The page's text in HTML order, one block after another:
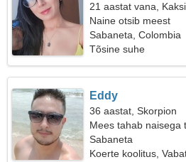
21 aastat vana,
Naine otsib meest
Sabaneta, Colombia
Tõsine suhe
Eddy
36 aastat, Skorpion
Mees tahab naisega
Sabaneta
Koerte koolitus,